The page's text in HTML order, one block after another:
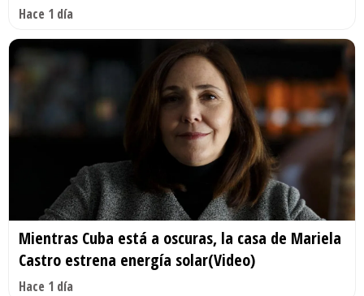
Hace 1 día
Mientras Cuba está a oscuras, la casa de Mariela
Castro estrena energía solar(Video)
Hace 1 día